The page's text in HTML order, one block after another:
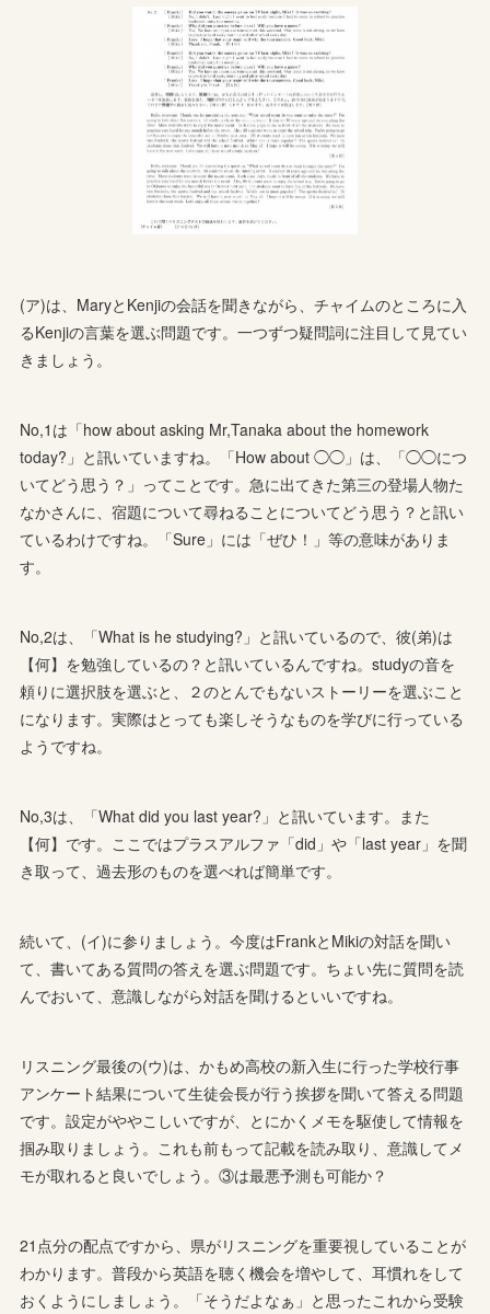
(ア)は、MaryとKenjiの会話を聞きながら、チャイムのところに入
るKenjiの言葉を選ぶ問題です。一つずつ疑問詞に注目して見てい
きましょう。
No,1は「how about asking Mr,Tanaka about the homework
today?」と訊いていますね。「How about ◯◯」は、「◯◯につ
いてどう思う？」ってことです。急に出てきた第三の登場人物た
なかさんに、宿題について尋ねることについてどう思う？と訊い
ているわけですね。「Sure」には「ぜひ！」等の意味がありま
す。
No,2は、「What is he studying?」と訊いているので、彼(弟)は
【何】を勉強しているの？と訊いているんですね。studyの音を
頼りに選択肢を選ぶと、２のとんでもないストーリーを選ぶこと
になります。実際はとっても楽しそうなものを学びに行っている
ようですね。
No,3は、「What did you last year?」と訊いています。また
【何】です。ここではプラスアルファ「did」や「last year」を聞
き取って、過去形のものを選べれば簡単です。
続いて、(イ)に参りましょう。今度はFrankとMikiの対話を聞い
て、書いてある質問の答えを選ぶ問題です。ちょい先に質問を読
んでおいて、意識しながら対話を聞けるといいですね。
リスニング最後の(ウ)は、かもめ高校の新入生に行った学校行事
アンケート結果について生徒会長が行う挨拶を聞いて答える問題
です。設定がややこしいですが、とにかくメモを駆使して情報を
掴み取りましょう。これも前もって記載を読み取り、意識してメ
モが取れると良いでしょう。③は最悪予測も可能か？
21点分の配点ですから、県がリスニングを重要視していることが
わかります。普段から英語を聴く機会を増やして、耳慣れをして
おくようにしましょう。「そうだよなぁ」と思ったこれから受験